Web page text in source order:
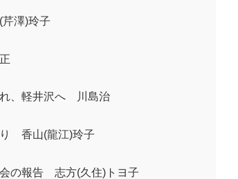
澤)玲子
、軽井沢へ 川島治
り 香山(龍江)玲子
の報告 志方(久住)トヨ子